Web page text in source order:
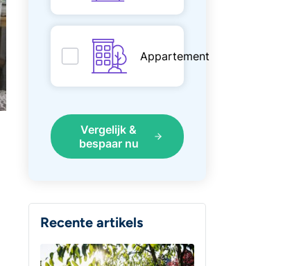
Appartement
Vergelijk &
bespaar nu
Recente artikels